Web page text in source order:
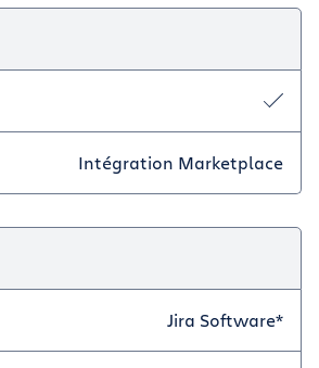
Intégration Marketplace
Jira Software*